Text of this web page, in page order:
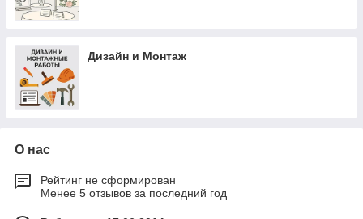
Дизайн и Монтаж
О нас
Рейтинг не сформирован
Менее 5 отзывов за последний год